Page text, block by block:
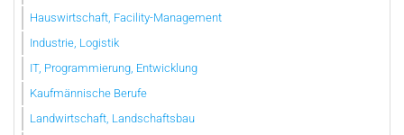
Hauswirtschaft, Facility-Management
Industrie, Logistik
IT, Programmierung, Entwicklung
Kaufmännische Berufe
Landwirtschaft, Landschaftsbau